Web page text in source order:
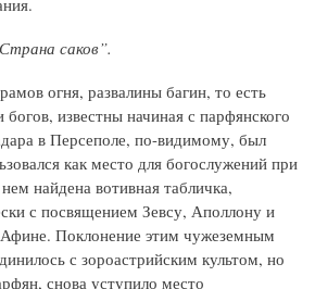
саков”.
огня, развалины багин, то есть
известны начиная с парфянского
в Персеполе, по-видимому, был
как место для богослужений при
найдена вотивная табличка,
с посвящением Зевсу, Аполлону и
Поклонение этим чужеземным
с зороастрийским культом, но
снова уступило место